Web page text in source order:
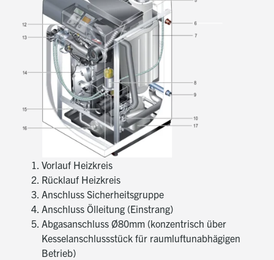
Ohne Mindest-Umlaufwassermenge
Integrierte, drehzahlgeregelte Umwälzpumpe mit
Permanentmagnetmotor (entspricht
Energieeffizienzklasse A – je nach Variante
eingebaut)
Mit Diagnosesystem für einfache
Inbetriebnahme und Wartung
Mit Betriebsstundenzähler und Öl-
Verbrauchsrechner
Mit Überwachung und Anzeige
sämtlicher Anlagenwerte (Temperatur VL, RL,
Abgas, Durchfluss, Druck)
Mit Umschaltventil zur Trinkwassererwärmung (je
nach Variante eingebaut)
Mit innovativer Sensorik für hohe Betriebssicherheit
und beste Energieausnutzung
Vorlauf Heizkreis
Rücklauf Heizkreis
Anschluss Sicherheitsgruppe
Anschluss Ölleitung (Einstrang)
Abgasanschluss Ø80mm (konzentrisch über
Kesselanschlussstück für raumluftunabhägigen
Betrieb)